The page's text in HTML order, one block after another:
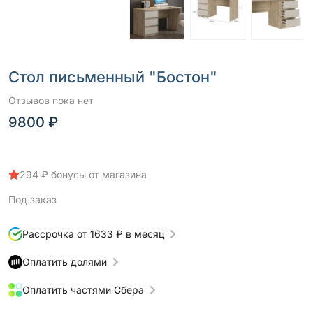
Стол письменный "Бостон"
Отзывов пока нет
9800 ₽
294 ₽ бонусы от магазина
Под заказ
Рассрочка от 1633 ₽ в месяц
Оплатить долями
Оплатить частями Сбера